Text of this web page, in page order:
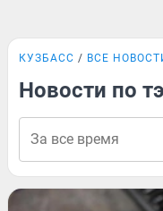
КУЗБАСС ВСЕ
Новости по